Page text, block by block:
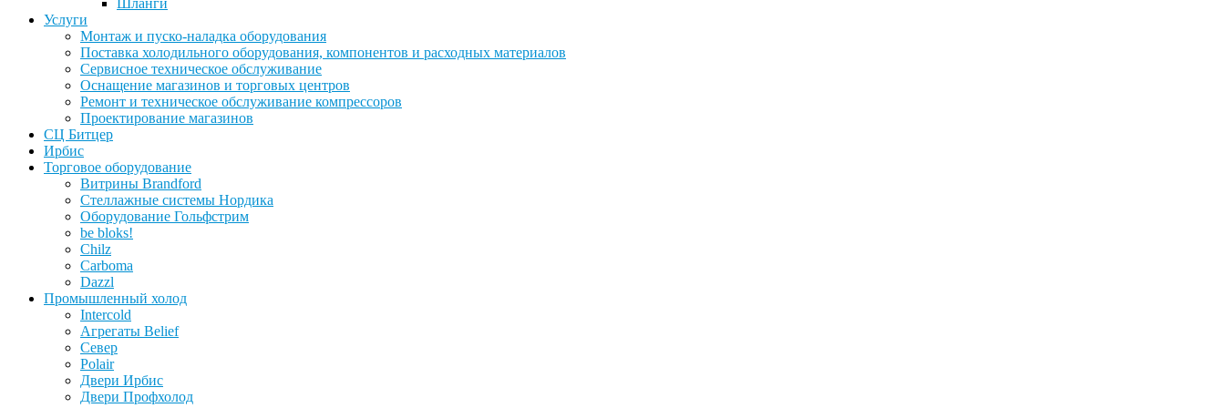
Шланги
Услуги
Монтаж и пуско-наладка оборудования
Поставка холодильного оборудования, компонентов и расходных материалов
Сервисное техническое обслуживание
Оснащение магазинов и торговых центров
Ремонт и техническое обслуживание компрессоров
Проектирование магазинов
СЦ Битцер
Ирбис
Торговое оборудование
Витрины Brandford
Стеллажные системы Нордика
Оборудование Гольфстрим
be bloks!
Chilz
Carboma
Dazzl
Промышленный холод
Intercold
Агрегаты Belief
Север
Polair
Двери Ирбис
Двери Профхолод